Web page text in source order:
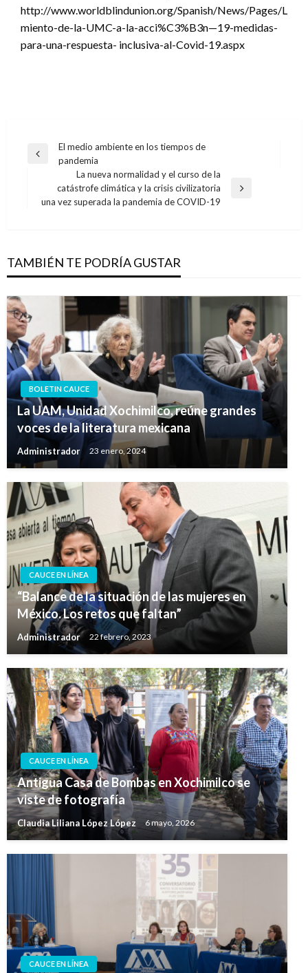
http://www.worldblindunion.org/Spanish/News/Pages/
miento-de-la-UMC-a-la-acci%C3%B3n—19-medidas-
para-una-respuesta- inclusiva-al-Covid-19.aspx
Navegación
entradas
Entrada
El medio ambiente en los tiempos de
pandemia
Entrada
siguiente
La nueva normalidad y el curso de la
catástrofe climática y la crisis civilizatoria
una vez superada la pandemia de COVID-19
TAMBIÉN TE PODRÍA GUSTAR
BOLETIN CAUCE
La UAM, Unidad Xochimilco, reúne grandes
voces de la literatura mexicana
Administrador 23 enero, 2024
CAUCE EN LÍNEA
“Balance de la situación de las mujeres en
México. Los retos que faltan”
Administrador 22 febrero, 2023
CAUCE EN LÍNEA
Antigua Casa de Bombas en Xochimilco se
viste de fotografía
Claudia Liliana López López 6 mayo, 2026
CAUCE EN LÍNEA